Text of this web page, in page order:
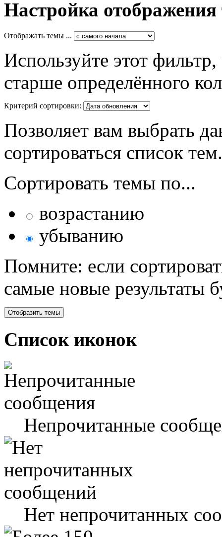
Настройка отображения
Отображать темы ...
Используйте этот
старше определённого
Критерий сортировки:
Позволяет вам выбрать
сортироваться список тем.
Сортировать темы по...
возрастанию
убыванию
Помните: если
самые новые результаты
Список иконок
Непрочитанные
Нет непрочитанных